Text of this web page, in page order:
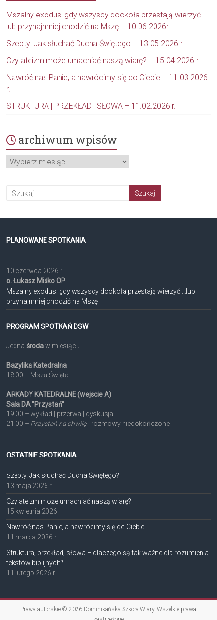
Mszalny exodus: gdy wszyscy dookoła przestają wierzyć …
lub przynajmniej chodzić na Mszę – 10.06.2026r.
Szepty. Jak słuchać Ducha Świętego – 13.05.2026 r.
Czy ateizm może umacniać naszą wiarę? – 15.04.2026 r.
Nawróć nas Panie, a nawrócimy się do Ciebie – 11.03.2026
r.
STRUKTURA | PRZEKŁAD | SŁOWA – 11.02.2026 r.
archiwum wpisów
archiwum
wpisów
PLANOWANE SPOTKANIA
10 czerwca 2026 r.
o. Łukasz Miśko OP
Mszalny exodus: gdy wszyscy dookoła przestają wierzyć ...lub
przynajmniej chodzić na Mszę
PROGRAM SPOTKAŃ DSW
Jednaśrodaw miesiącu
Bazylika Katedralna
18:00 – Msza Święta
ARKADY KATEDRALNE (wejście A)
Sala DA "Przystań"
19:00 – wykład | przerwa | dyskusja
21:00 – Przystań na chwilę- rozmowy niedokończone
OSTATNIE SPOTKANIA
Szepty. Jak słuchać Ducha Świętego?
13 maja 2026 r.
Czy ateizm może umacniać naszą wiarę?
15 kwietnia 2026
Nawróć nas Panie, a nawrócimy się do Ciebie
11 marca 2026 r.
Struktura, przekład, słowa – dlaczego są tak ważne dla rozumienia
tekstów biblijnych?
11 lutego 2026 r.
Prawa autorskie © 2026 Dominikańska Szkoła Wiary. Wszelkie prawa